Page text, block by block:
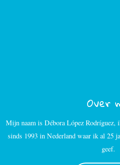
Over
Mijn naam is Débora López Rodríguez,
sinds 1993 in Nederland waar ik al 25
geef.